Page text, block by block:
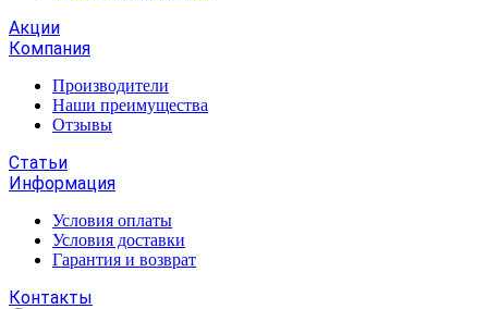
Акции
Компания
Производители
Наши преимущества
Отзывы
Статьи
Информация
Условия оплаты
Условия доставки
Гарантия и возврат
Контакты